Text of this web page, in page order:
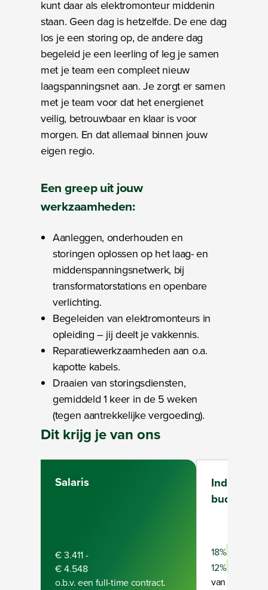
kunt daar als elektromonteur middenin
staan. Geen dag is hetzelfde. De ene dag
los je een storing op, de andere dag
begeleid je een leerling of leg je samen
met je team een compleet nieuw
laagspanningsnet aan. Je zorgt er samen
met je team voor dat het energienet
veilig, betrouwbaar en klaar is voor
morgen. En dat allemaal binnen jouw
eigen regio.
Een greep uitjouw
werkzaamheden:
Aanleggen, onderhouden en
storingen oplossen op het laag- en
middenspanningsnetwerk, bij
transformatorstations en openbare
verlichting.
Begeleiden van elektromonteurs in
opleiding – jij deelt je vakkennis.
Reparatiewerkzaamheden aan o.a.
kapotte kabels.
Draaien van storingsdiensten,
gemiddeld 1 keer in de 5 weken
(tegen aantrekkelijke vergoeding).
Ditkrijg je van ons
Salaris
€ 3.411-
€ 4.548
o.b.v. een full-time contract.
budget
18%
12%
van je bruto